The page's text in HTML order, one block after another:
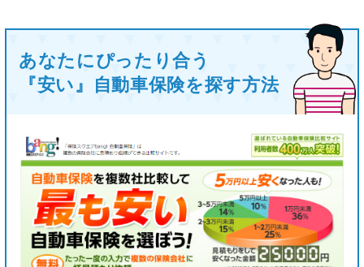
あなたにぴったり合う
『安い』自動車保険を探す方法